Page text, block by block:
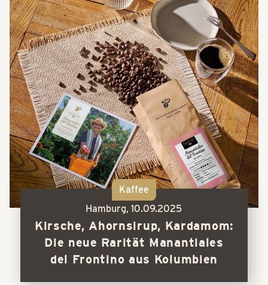
Kaffee
Hamburg,10.09.2025
Kirsche, Ahornsirup, Kardamom:
Die neue Rarität Manantiales
del Frontino aus Kolumbien